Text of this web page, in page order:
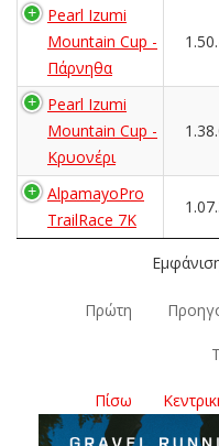
Pearl Izumi
Mountain Cup -
Πάρνηθα
Pearl Izumi
Mountain Cup -
Κρυονέρι
AlpamayoPro
TrailRace 7K
Πρώτη
Πίσω